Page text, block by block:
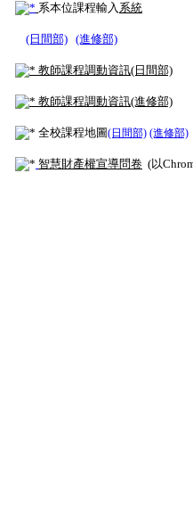
系本位課程輸入 系統
(日間部) (進修部)
教師課程調動資訊(日間部)
教師課程調動資訊(進修部)
全校課程地圖(日間部) (進修部)
智慧財產權宣導問卷 (以